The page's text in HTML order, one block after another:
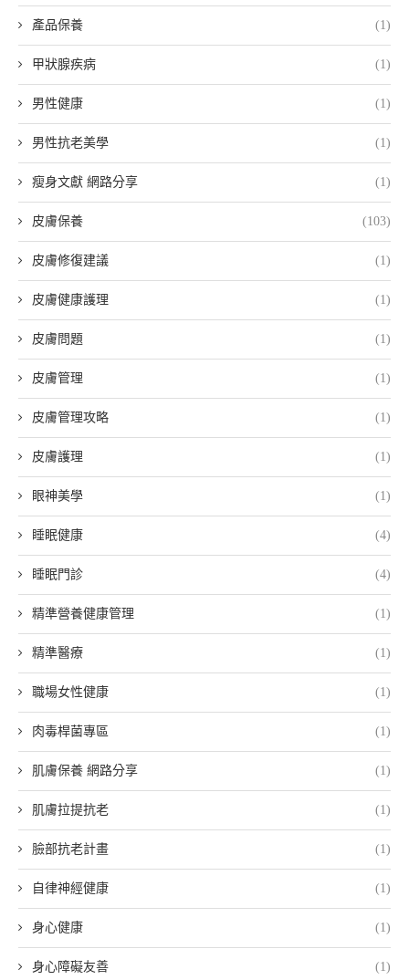
產品保養 (1)
甲狀腺疾病 (1)
男性健康 (1)
男性抗老美學 (1)
瘦身文獻 網路分享 (1)
皮膚保養 (103)
皮膚修復建議 (1)
皮膚健康護理 (1)
皮膚問題 (1)
皮膚管理 (1)
皮膚管理攻略 (1)
皮膚護理 (1)
眼神美學 (1)
睡眠健康 (4)
睡眠門診 (4)
精準營養健康管理 (1)
精準醫療 (1)
職場女性健康 (1)
肉毒桿菌專區 (1)
肌膚保養 網路分享 (1)
肌膚拉提抗老 (1)
臉部抗老計畫 (1)
自律神經健康 (1)
身心健康 (1)
身心障礙友善 (1)